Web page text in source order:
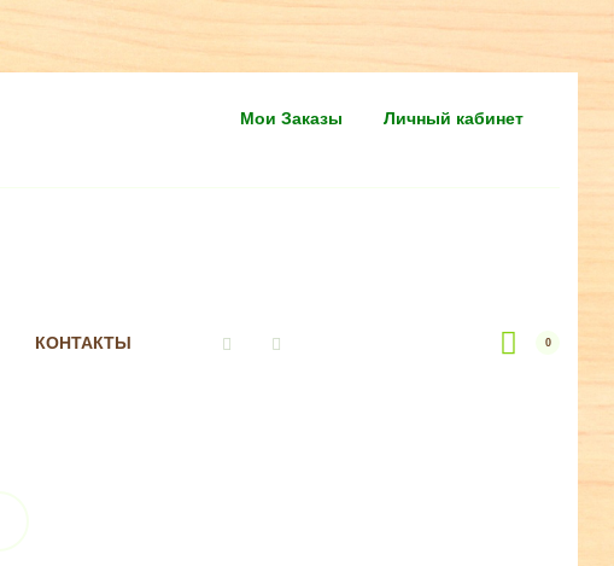
Мои Заказы Личный кабинет
КОНТАКТЫ 0